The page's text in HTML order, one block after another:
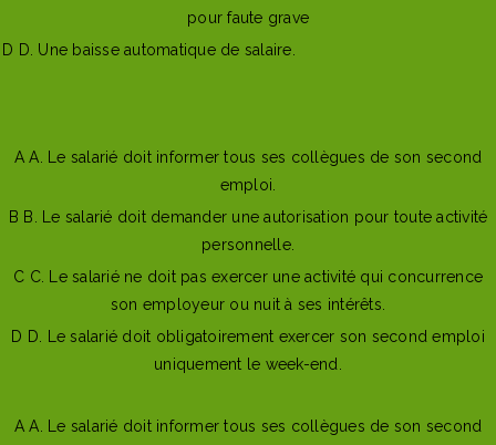
pour faute grave
D D. Une baisse automatique de salaire.
AA. Le salarié doit informer tous ses collègues de son second
emploi.
B B. Le salarié doit demander une autorisation pour toute activité
personnelle.
C C. Le salarié ne doit pas exercer une activité qui concurrence
son employeur ou nuit à ses intérêts.
D D. Le salarié doit obligatoirement exercer son second emploi
uniquement le week-end.
AA. Le salarié doit informer tous ses collègues de son second
savoir plus